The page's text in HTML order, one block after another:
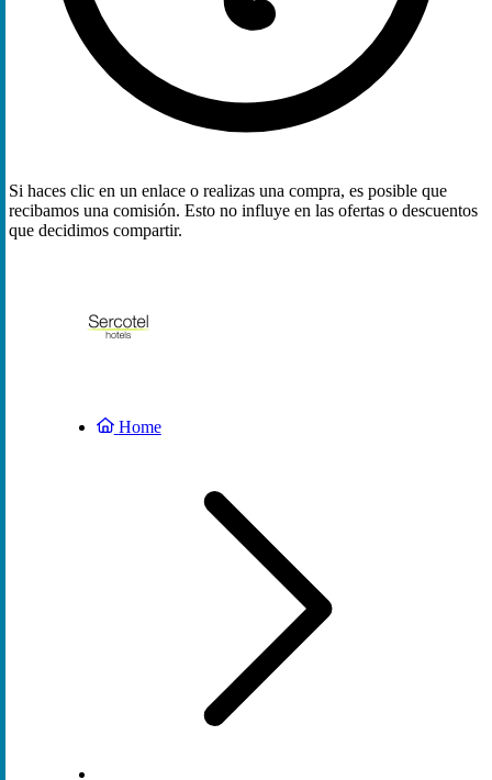
Si haces clic en un enlace o realizas una compra, es posible que
recibamos una comisión. Esto no influye en las ofertas o descuentos
que decidimos compartir.
Home